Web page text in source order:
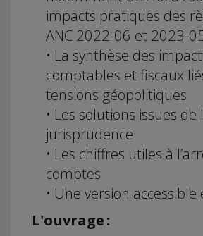
impacts pratiques des
ANC 2022-06 et 2023-
• La synthèse des
comptables et fiscaux
tensions géopolitiques
• Les solutions issues de
jurisprudence
• Les chiffres utiles à
comptes
• Une version accessible
L'ouvrage :